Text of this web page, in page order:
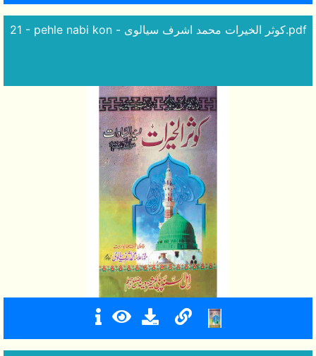
21 - pehle nabi kon - کوثر الخیرات محمد اشرف سیالوی.pdf